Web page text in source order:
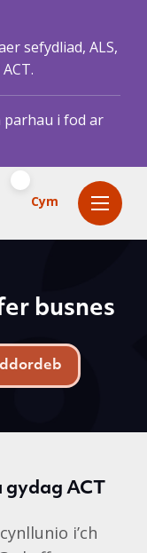
sefydliad, ALS,
parhau i fod ar
Cym
busnes
ACT
i’ch